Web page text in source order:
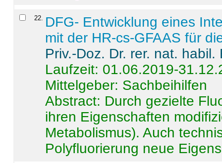
22
DFG- Entwicklung eines
mit der HR-cs-GFAAS für
Priv.-Doz. Dr. rer. nat.
Laufzeit: 01.06.2019-
Mittelgeber: Sachbeihilfen
Abstract: Durch gezielte
ihren Eigenschaften
Metabolismus). Auch
Polyfluorierung neue